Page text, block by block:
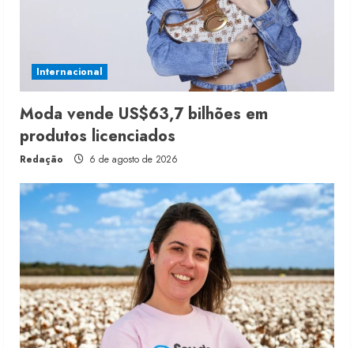
Internacional
Moda vende US$63,7 bilhões em
produtos licenciados
Redação 6 de agosto de 2026